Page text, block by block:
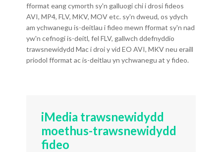
fformat eang cymorth sy'n galluogi chi i drosi fideos
AVI, MP4, FLV, MKV, MOV etc. sy'n dweud, os ydych
am ychwanegu is-deitlau i fideo mewn fformat sy'n nad
yw'n cefnogi is-deitl, fel FLV, gallwch ddefnyddio
trawsnewidydd Mac i droi y vid EO AVI, MKV neu eraill
priodol fformat ac is-deitlau yn ychwanegu at y fideo.
iMedia trawsnewidydd
moethus-trawsnewidydd
fideo